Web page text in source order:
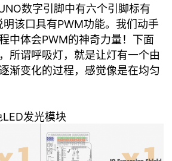
数字引脚中有六个引脚标有
明该口具有PWM功能。我们动手
中体会PWM的神奇力量！下面
所谓呼吸灯，就是让灯有一个由
渐变化的过程，感觉像是在均匀
发光模块